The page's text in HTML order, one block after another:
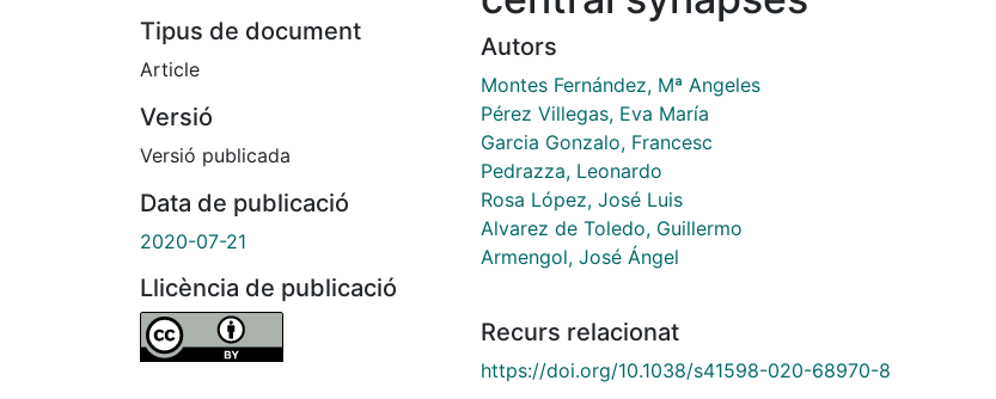
Tipus de document
Article
Versió
Versió publicada
Data de publicació
2020-07-21
Llicència de publicació
Autors
Montes Fernández, Mª Angeles
Pérez Villegas, Eva María
Garcia Gonzalo, Francesc
Pedrazza, Leonardo
Rosa López, José Luis
Alvarez de Toledo, Guillermo
Armengol, José Ángel
Recurs relacionat
https://doi.org/10.1038/s41598-020-68970-8